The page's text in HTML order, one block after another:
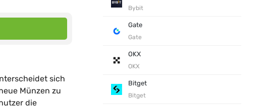
sich
Münzen zu
die
Bybit
Gate
Gate
OKX
OKX
Bitget
Bitget